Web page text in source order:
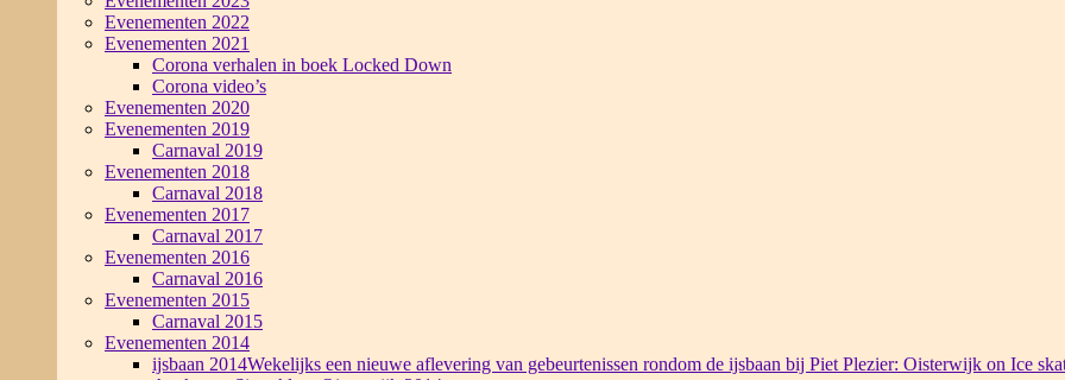
Evenementen 2022
Evenementen 2021
Corona verhalen in boek Locked Down
Corona video’s
Evenementen 2020
Evenementen 2019
Carnaval 2019
Evenementen 2018
Carnaval 2018
Evenementen 2017
Carnaval 2017
Evenementen 2016
Carnaval 2016
Evenementen 2015
Carnaval 2015
Evenementen 2014
ijsbaan 2014Wekelijks een nieuwe aflevering van gebeurtenissen rondom de ijsbaan bij Piet Plezier: Oisterwijk on Ice